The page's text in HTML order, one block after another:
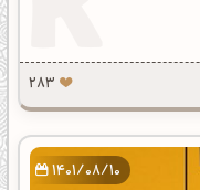
283
1401/08/10